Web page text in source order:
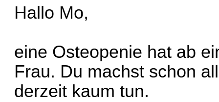
Hallo Mo,
eine Osteopenie hat ab
Frau. Du machst schon
derzeit kaum tun.